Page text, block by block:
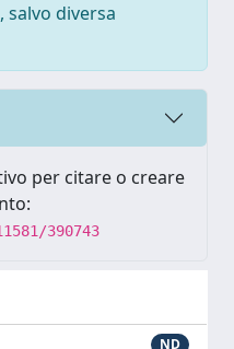
diversa
per citare o creare
390743
ND